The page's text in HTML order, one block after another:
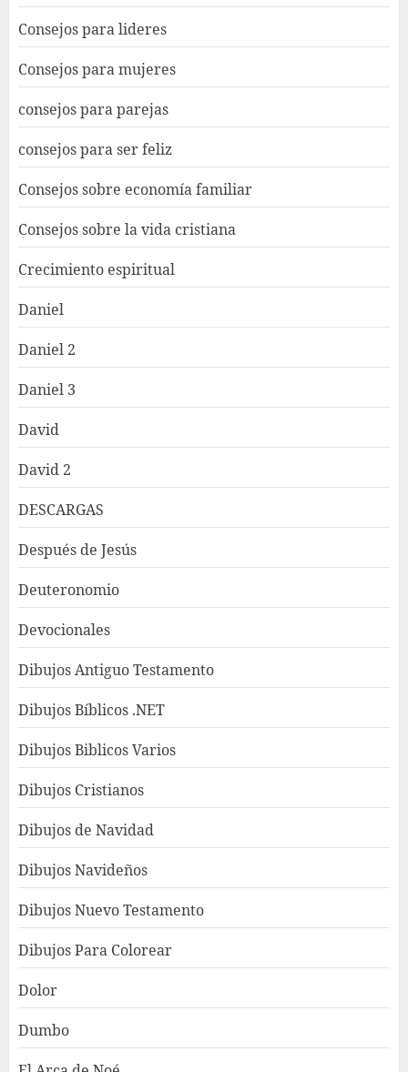
Consejos para lideres
Consejos para mujeres
consejos para parejas
consejos para ser feliz
Consejos sobre economía familiar
Consejos sobre la vida cristiana
Crecimiento espiritual
Daniel
Daniel 2
Daniel 3
David
David 2
DESCARGAS
Después de Jesús
Deuteronomio
Devocionales
Dibujos Antiguo Testamento
Dibujos Bíblicos .NET
Dibujos Biblicos Varios
Dibujos Cristianos
Dibujos de Navidad
Dibujos Navideños
Dibujos Nuevo Testamento
Dibujos Para Colorear
Dolor
Dumbo